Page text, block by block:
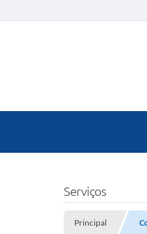
Serviços
Principal